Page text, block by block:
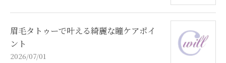
眉毛タトゥーで叶える綺麗な瞳ケアポイ
ント
2026/07/01